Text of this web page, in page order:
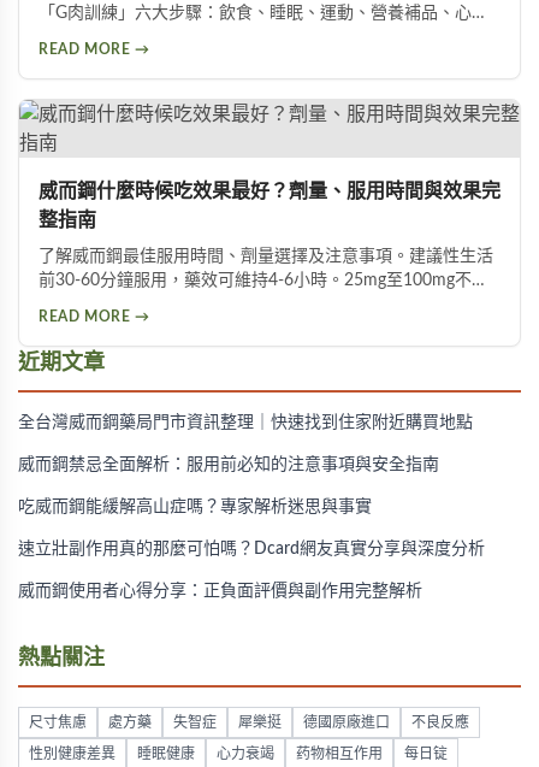
「G肉訓練」六大步驟：飲食、睡眠、運動、營養補品、心
READ MORE →
威而鋼什麼時候吃效果最好？劑量、服用時間與效果完
整指南
了解威而鋼最佳服用時間、劑量選擇及注意事項。建議性生活
前30-60分鐘服用，藥效可維持4-6小時。25mg至100mg不同
READ MORE →
近期文章
全台灣威而鋼藥局門市資訊整理｜快速找到住家附近購買地點
威而鋼禁忌全面解析：服用前必知的注意事項與安全指南
吃威而鋼能緩解高山症嗎？專家解析迷思與事實
速立壯副作用真的那麼可怕嗎？Dcard網友真實分享與深度分析
威而鋼使用者心得分享：正負面評價與副作用完整解析
熱點關注
尺寸焦慮 處方藥 失智症 犀樂挺 德國原廠進口 不良反應
性別健康差異 睡眠健康 心力衰竭 药物相互作用 每日锭